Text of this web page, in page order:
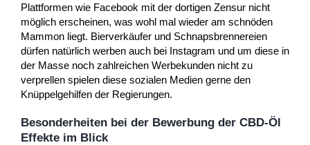
Plattformen wie Facebook mit der dortigen Zensur nicht
möglich erscheinen, was wohl mal wieder am schnöden
Mammon liegt. Bierverkäufer und Schnapsbrennereien
dürfen natürlich werben auch bei Instagram und um diese in
der Masse noch zahlreichen Werbekunden nicht zu
verprellen spielen diese sozialen Medien gerne den
Knüppelgehilfen der Regierungen.
Besonderheiten bei der Bewerbung der CBD-Öl
Effekte im Blick